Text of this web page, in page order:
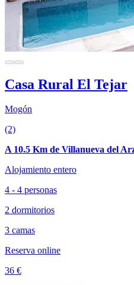
Casa Rural El Tejar
Mogón
(2)
A 10.5 Km de Villanueva del
Alojamiento entero
4 - 4 personas
2 dormitorios
3 camas
Reserva online
36 €